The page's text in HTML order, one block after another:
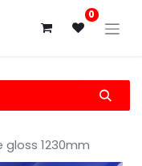
0
gloss 1230mm